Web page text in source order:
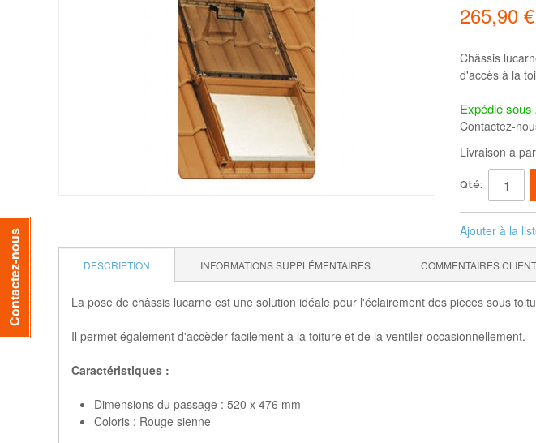
265,90 €
Châssis
d'accès à la
Expédié sous
Contactez-
Livraison à
Qté:
Ajouter à la
DESCRIPTION INFORMATIONS SUPPLÉMENTAIRES COMMENTAIRES CLIENT
La pose de châssis lucarne est une solution idéale pour l'éclairement des pièces sous
Il permet également d'accèder facilement à la toiture et de la ventiler occasionnellement.
Caractéristiques :
Dimensions du passage : 520 x 476 mm
Coloris : Rouge sienne
Contactez-nous